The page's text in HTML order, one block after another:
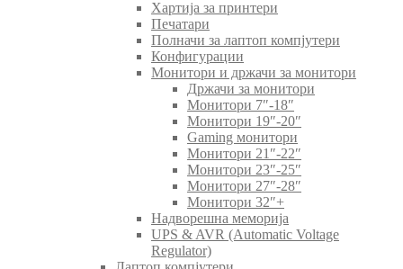
Хартија за принтери
Печатари
Полначи за лаптоп компјутери
Конфигурации
Монитори и држачи за монитори
Држачи за монитори
Монитори 7″-18″
Монитори 19″-20″
Gaming монитори
Монитори 21″-22″
Монитори 23″-25″
Монитори 27″-28″
Монитори 32″+
Надворешна меморија
UPS & AVR (Automatic Voltage
Regulator)